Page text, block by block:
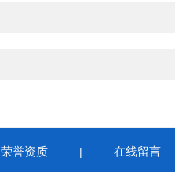
荣誉资质 | 在线留言